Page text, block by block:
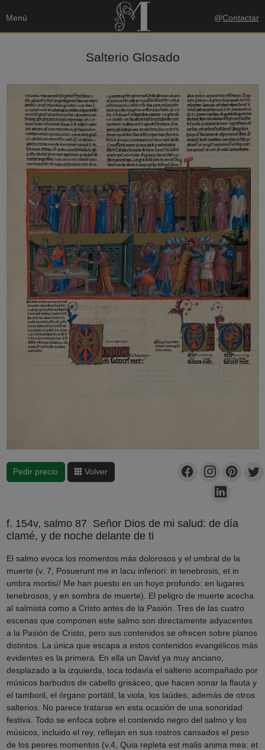
Menú @Contactar
Salterio Glosado
Pedir precio Volver
f. 154v, salmo 87 Señor Dios de mi salud: de día
clamé, y de noche delante de ti
El salmo evoca los momentos más dolorosos y el umbral de la
muerte (v. 7, Posuerunt me in lacu inferiori: in tenebrosis, et in
umbra mortis// Me han puesto en un hoyo profundo: en lugares
tenebrosos, y en sombra de muerte). El peligro de muerte acecha
al salmista como a Cristo antes de la Pasión. Tres de las cuatro
escenas que componen este salmo son directamente adyacentes
a la Pasión de Cristo, pero sus contenidos se ofrecen sobre planos
distintos. La única que escapa a estos contenidos evangélicos más
evidentes es la primera. En ella un David ya muy anciano,
desplazado a la izquierda, toca todavía el salterio acompañado por
músicos barbudos de cabello grisáceo, que hacen sonar la flauta y
el tamboril, el órgano portátil, la viola, los laúdes, además de otros
salterios. No parece tratarse en esta ocasión de una sonoridad
festiva. Todo se enfoca sobre el contenido negro del salmo y los
músicos, incluido el rey, reflejan en sus rostros cansados el peso
de los peores momentos (v.4, Quia repleta est malis anima mea: et